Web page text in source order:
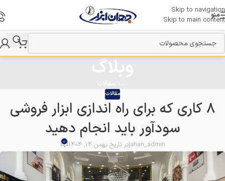
Skip to navigation
Skip to main content
منو
وبلاگ
مقالات
8 کاری که برای راه اندازی ابزار فروشی
سودآور باید انجام دهید
jahan_adminدر تاریخ بهمن 14, 1404 0